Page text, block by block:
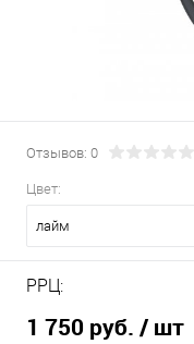
Отзывов: 0
Цвет:
лайм
РРЦ:
1 750 руб. / шт